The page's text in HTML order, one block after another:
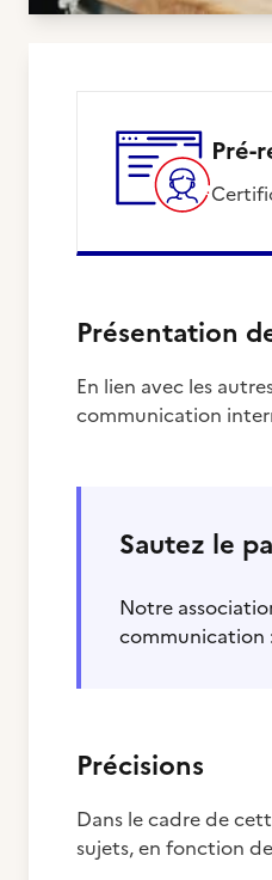
Pré-
Présentation
En lien avec les
communication
Sautez le
Notre
communication
Précisions
Dans le cadre de
sujets, en fonction